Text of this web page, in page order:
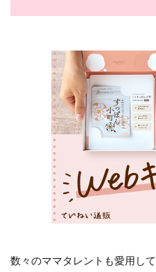
数々のママタレントも愛用し